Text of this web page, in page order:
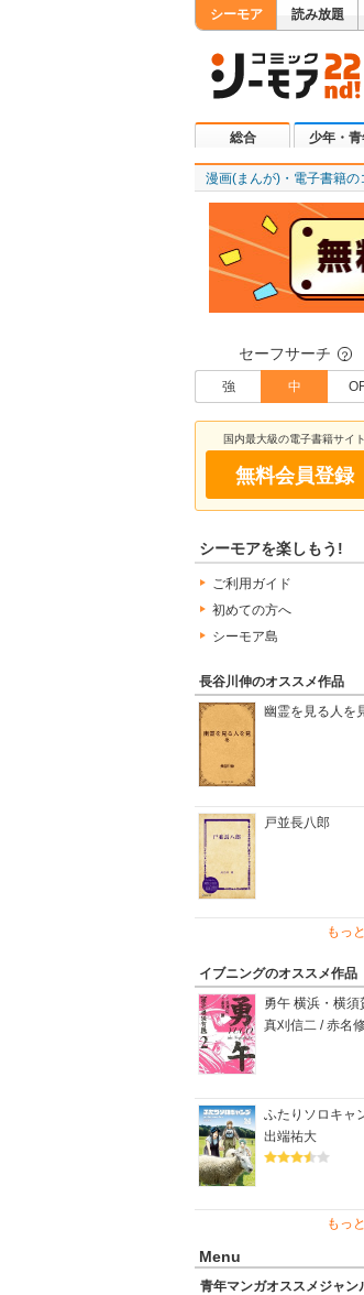
シーモア 読み放題
総合 少年・青
漫画(まんが)・電子書籍
セーフサーチ ？
強 中
国内最大級の電子書籍サイト
無料会員登録
シーモアを楽しもう!
ご利用ガイド
初めての方へ
シーモア島
長谷川伸のオススメ作品
幽霊を見る人を
戸並長八郎
もっ
イブニングのオススメ作品
勇午 横浜・横須
真刈信二 / 赤名
ふたりソロキャ
出端祐大
もっ
Menu
青年マンガオススメジャン